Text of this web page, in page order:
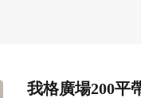
我格廣場200平